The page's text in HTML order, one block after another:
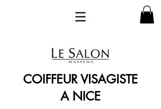
COIFFEUR VISAGISTE
A NICE